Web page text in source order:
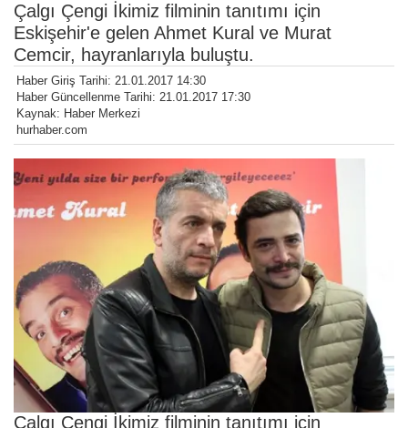
Çalgı Çengi İkimiz filminin tanıtımı için
Eskişehir'e gelen Ahmet Kural ve Murat
Cemcir, hayranlarıyla buluştu.
Haber Giriş Tarihi: 21.01.2017 14:30
Haber Güncellenme Tarihi: 21.01.2017 17:30
Kaynak: Haber Merkezi
hurhaber.com
Çalgı Çengi İkimiz filminin tanıtımı için